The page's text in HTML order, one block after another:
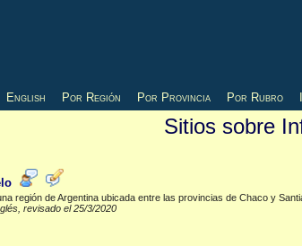
English Por Región Por Provincia Por Rubro
Sitios sobre
región de Argentina ubicada entre las provincias de Chaco y
revisado el 25/3/2020